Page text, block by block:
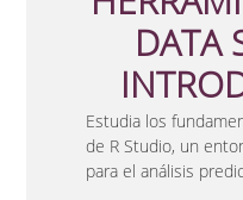
DATA
Estudia los
de R Studio, un
para el análisis